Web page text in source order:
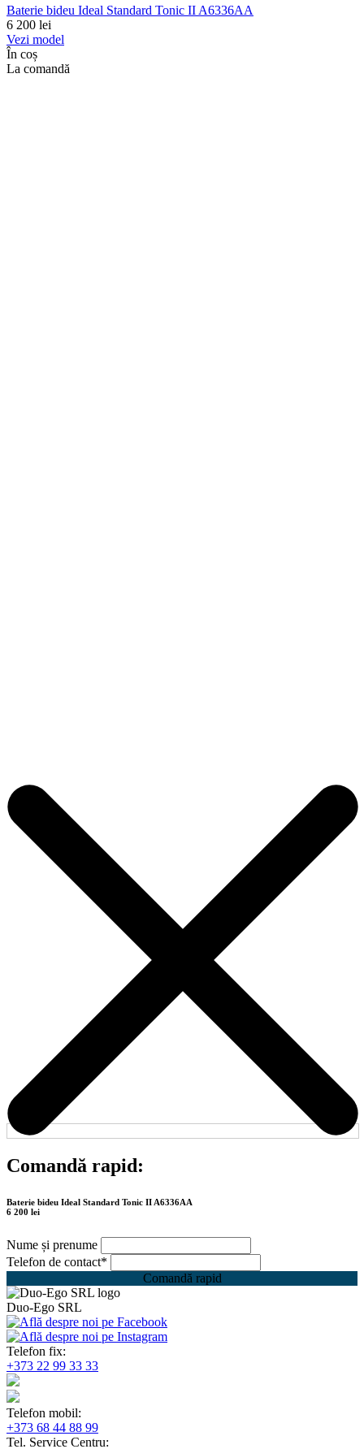
Baterie bideu Ideal Standard Tonic II A6336AA
6 200 lei
Vezi model
În coș
La comandă
Comandă rapid:
Baterie bideu Ideal Standard Tonic II A6336AA
6 200 lei
Nume și prenume
Telefon de contact*
Comandă rapid
Duo-Ego SRL
Telefon fix:
+373 22 99 33 33
Telefon mobil:
+373 68 44 88 99
Tel. Service Centru: